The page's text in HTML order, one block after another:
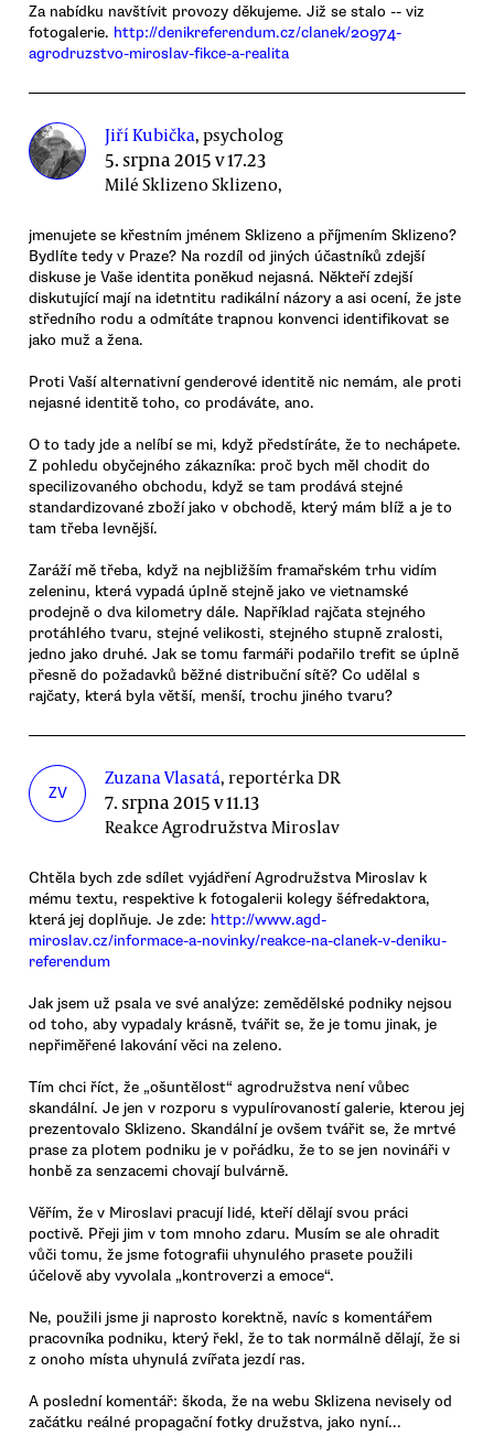
Za nabídku navštívit provozy děkujeme. Již se stalo -- viz
fotogalerie. http://denikreferendum.cz/clanek/20974-
agrodruzstvo-miroslav-fikce-a-realita
Jiří Kubička, psycholog
5. srpna 2015 v 17.23
Milé Sklizeno Sklizeno,
jmenujete se křestním jménem Sklizeno a příjmením Sklizeno?
Bydlíte tedy v Praze? Na rozdíl od jiných účastníků zdejší
diskuse je Vaše identita poněkud nejasná. Někteří zdejší
diskutující mají na idetntitu radikální názory a asi ocení, že jste
středního rodu a odmítáte trapnou konvenci identifikovat se
jako muž a žena.
Proti Vaší alternativní genderové identitě nic nemám, ale proti
nejasné identitě toho, co prodáváte, ano.
O to tady jde a nelíbí se mi, když předstíráte, že to nechápete.
Z pohledu obyčejného zákazníka: proč bych měl chodit do
specilizovaného obchodu, když se tam prodává stejné
standardizované zboží jako v obchodě, který mám blíž a je to
tam třeba levnější.
Zaráží mě třeba, když na nejbližším framařském trhu vidím
zeleninu, která vypadá úplně stejně jako ve vietnamské
prodejně o dva kilometry dále. Například rajčata stejného
protáhlého tvaru, stejné velikosti, stejného stupně zralosti,
jedno jako druhé. Jak se tomu farmáři podařilo trefit se úplně
přesně do požadavků běžné distribuční sítě? Co udělal s
rajčaty, která byla větší, menší, trochu jiného tvaru?
ZV
Zuzana Vlasatá, reportérka DR
7. srpna 2015 v 11.13
Reakce Agrodružstva Miroslav
Chtěla bych zde sdílet vyjádření Agrodružstva Miroslav k
mému textu, respektive k fotogalerii kolegy šéfredaktora,
která jej doplňuje. Je zde: http://www.agd-
miroslav.cz/informace-a-novinky/reakce-na-clanek-v-deniku-
referendum
Jak jsem už psala ve své analýze: zemědělské podniky nejsou
od toho, aby vypadaly krásně, tvářit se, že je tomu jinak, je
nepřiměřené lakování věci na zeleno.
Tím chci říct, že „ošuntělost“ agrodružstva není vůbec
skandální. Je jen v rozporu s vypulírovaností galerie, kterou jej
prezentovalo Sklizeno. Skandální je ovšem tvářit se, že mrtvé
prase za plotem podniku je v pořádku, že to se jen novináři v
honbě za senzacemi chovají bulvárně.
Věřím, že v Miroslavi pracují lidé, kteří dělají svou práci
poctivě. Přeji jim v tom mnoho zdaru. Musím se ale ohradit
vůči tomu, že jsme fotografii uhynulého prasete použili
účelově aby vyvolala „kontroverzi a emoce“.
Ne, použili jsme ji naprosto korektně, navíc s komentářem
pracovníka podniku, který řekl, že to tak normálně dělají, že si
z onoho místa uhynulá zvířata jezdí ras.
A poslední komentář: škoda, že na webu Sklizena nevisely od
začátku reálné propagační fotky družstva, jako nyní...